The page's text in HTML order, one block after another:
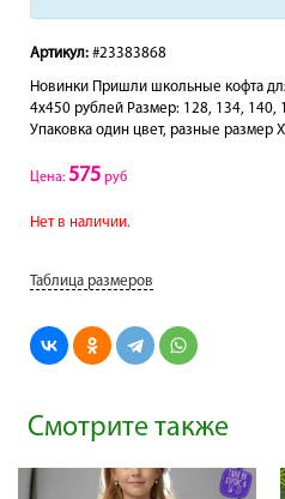
Артикул: #23383868
Новинки Пришли школьные кофта
4х450 рублей Размер: 128, 134, 140,
Упаковка один цвет, разные размер
Цена: 575 руб
Нет в наличии.
Таблица размеров
Смотрите также